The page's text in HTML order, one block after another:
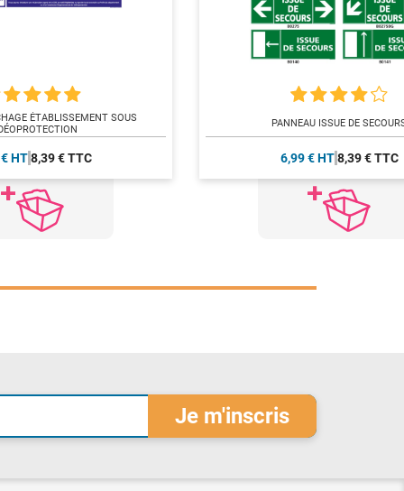
ÉTABLISSEMENT SOUS
HT 8,39 € TTC
PANNEAU ISSUE DE
6,99 € HT 8,39 € TTC